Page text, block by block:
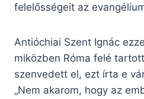
felelősségeit az
Antióchiai Szent Ignác
miközben Róma felé
szenvedett el, ezt írta e
„Nem akarom, hogy az